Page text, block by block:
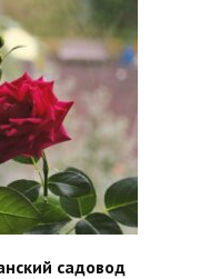
садовод